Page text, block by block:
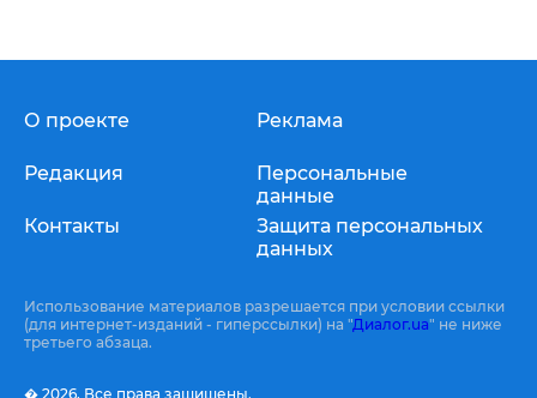
О проекте
Редакция
Контакты
Реклама
Персональные
данные
Защита персональных
данных
Использование материалов разрешается при условии ссылки
(для интернет-изданий - гиперссылки) на "Диалог.ua" не ниже
третьего абзаца.
� 2026, Все права защищены.